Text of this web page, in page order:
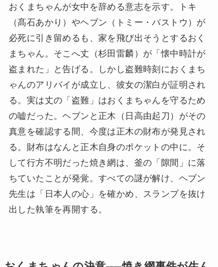
おくまちゃんが女中を辞める意志を示す。トキ
（髙石あかり）やヘブン（トミー・バストウ）が
必死に引き留めるも、家を飛び出そうとするおく
まちゃん。そこへ丈（杉田雷麟）が「懐中時計が
盗まれた」と告げる。しかし盗難時刻におくまち
ゃんのアリバイが成立し、彼女の潔白が証明され
る。実は丈の「盗難」はおくまちゃんを守るため
の嘘だった。ヘブンと正木（日高由起刀）がその
真意を確認する間、今度は正木の財布が発見され
る。財布はなんと正木自身のポケットの中に。そ
して行方不明だった焼き網は、釜の「隙間」に落
ちていたことが発覚。すべての謎が解け、ヘブン
先生は「日本人の心」を確かめ、スランプを抜け
出した執筆を再開する。